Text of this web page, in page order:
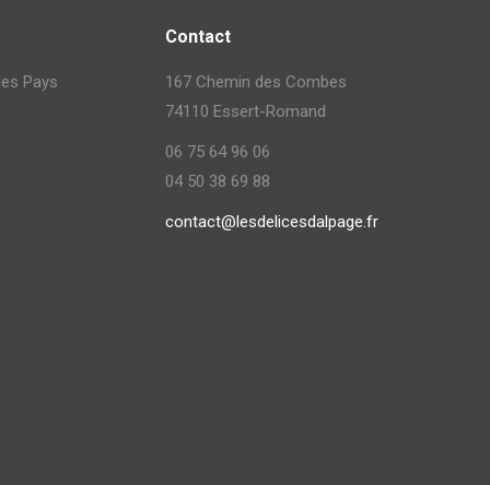
Pays
Contact
167 Chemin des Combes
74110 Essert-Romand
06 75 64 96 06
04 50 38 69 88
contact@lesdelicesdalpage.fr